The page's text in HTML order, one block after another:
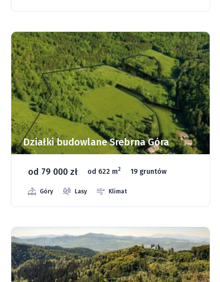
Działki budowlane Srebrna Góra
od 79 000 zł od 622 m2 19 gruntów
Góry Lasy Klimat